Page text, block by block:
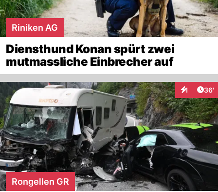
Riniken AG
Diensthund Konan spürt zwei
mutmassliche Einbrecher auf
1 36'
Rongellen GR